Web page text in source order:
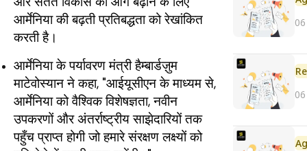
आर्मेनिया की बढ़ती प्रतिबद्धता को रेखांकित
करती है।
आर्मेनिया के पर्यावरण मंत्री हैम्बार्डज़ुम
माटेवोस्यान ने कहा, "आईयूसीएन के माध्यम से,
आर्मेनिया को वैश्विक विशेषज्ञता, नवीन
उपकरणों और अंतर्राष्ट्रीय साझेदारियों तक
पहुँच प्राप्त होगी जो हमारे संरक्षण लक्ष्यों को